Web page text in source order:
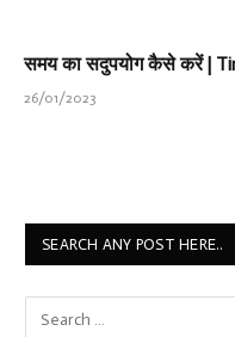
समय का सदुपयोग कैसे करें |
26/01/2023
SEARCH ANY POST HERE..